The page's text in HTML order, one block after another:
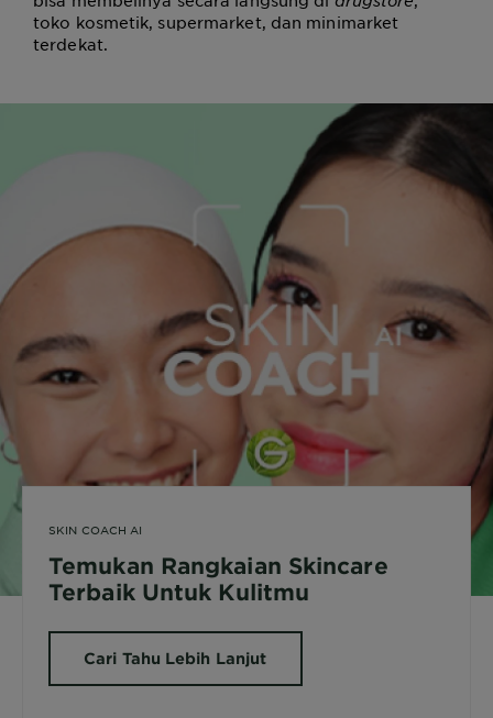
toko kosmetik, supermarket, dan minimarket
terdekat.
SKIN COACH AI
Temukan Rangkaian Skincare
Terbaik Untuk Kulitmu
Cari Tahu Lebih Lanjut